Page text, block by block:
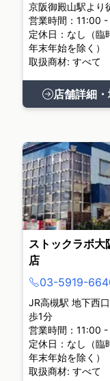
京阪御殿山駅より
営業時間：11:00
定休日：なし（臨
年末年始を除く）
取扱商材: すべて
店舗詳細・
ストックラボ大
店
03-5919-
JR高槻駅 地下西
歩1分
営業時間：11:00
定休日：なし（臨
年末年始を除く）
取扱商材: すべて